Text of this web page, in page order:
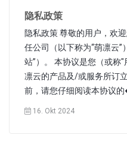
隐私政策
隐私政策 尊敬的用户，欢
任公司（以下称为“萌凛云”
站”）。 本协议是您（或称
凛云的产品及/或服务所订
前，请您仔细阅读本协议
16. Okt 2024